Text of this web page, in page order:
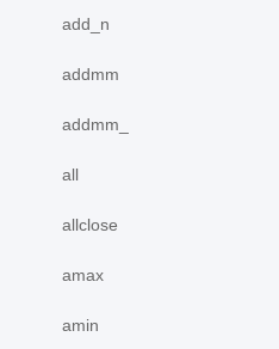
add_n
addmm
addmm_
all
allclose
amax
amin